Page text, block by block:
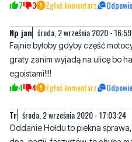
Fajnie byłoby gdyby część
egoistami!!!!
4 4 Zgłoś komentarz
Tr środa, 2 września 2020 - 17:03:24
Oddanie Hołdu to piekna
patriota z flaga=faszysta :d Mnie
takich zlotach niektórzy chyba